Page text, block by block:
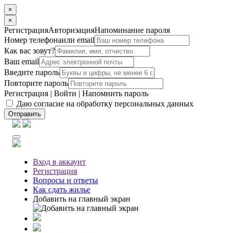
×
×
РегистрацияАвторизацияНапоминание пароля
Номер телефонаили email
Как вас зовут?
Ваш email
Введите пароль
Повторите пароль
Регистрация | Войти | Напомнить пароль
Даю согласие на обработку персональных данных
Отправить
Вход в аккаунт
Регистрация
Вопросы и ответы
Как сдать жилье
Добавить на главный экран